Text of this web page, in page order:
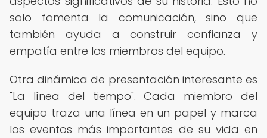
solo fomenta la comunicación, sino que
también ayuda a construir confianza y
empatía entre los miembros del equipo.
Otra dinámica de presentación interesante es
"La línea del tiempo". Cada miembro del
equipo traza una línea en un papel y marca
los eventos más importantes de su vida en